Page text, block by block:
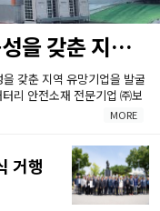
구미시, 기술력과 성장 가능성을 갖춘 지역 유망기업 발굴·성장 지원
갖춘 지역 유망기업을 발굴
리 안전소재 전문기업 ㈜보
모의 투자유치를 바탕으로
.
MORE
거행